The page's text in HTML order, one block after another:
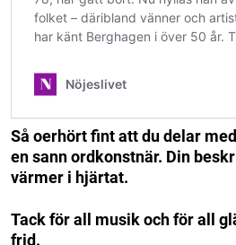
Så oerhört fint att du delar
en sann ordkonstnär. Din
värmer i hjärtat.
Tack för all musik och för all
frid.